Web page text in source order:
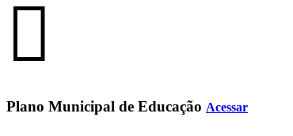
Plano Municipal de Educação Acessar